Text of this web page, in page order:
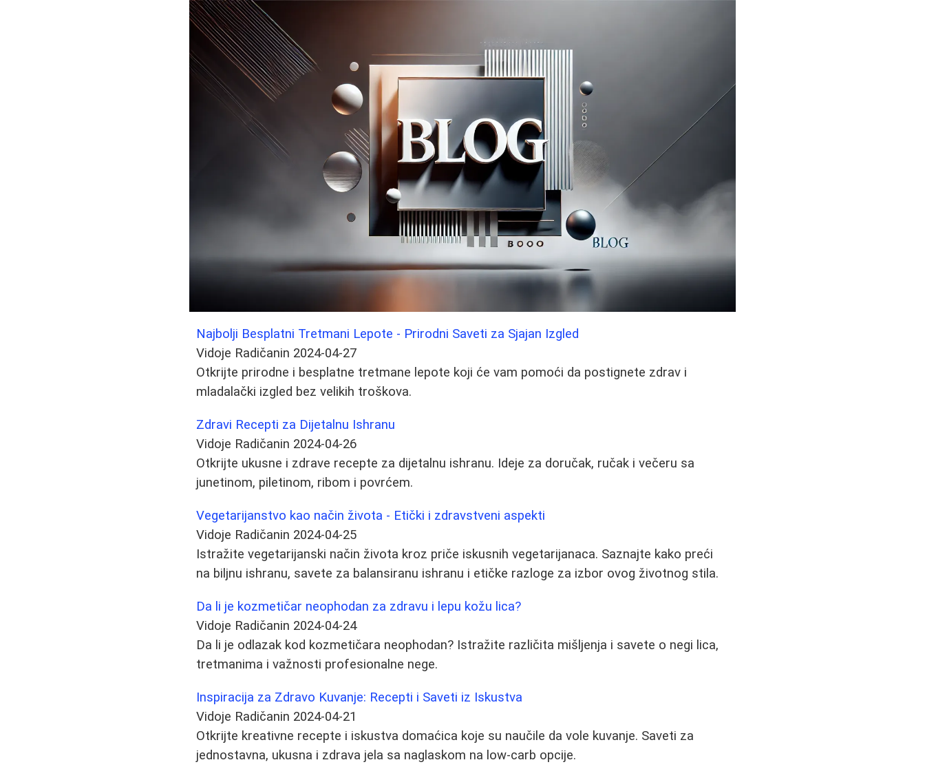
Najbolji Besplatni Tretmani Lepote - Prirodni Saveti za Sjajan Izgled
Vidoje Radičanin 2024-04-27
Otkrijte prirodne i besplatne tretmane lepote koji će vam pomoći da postignete zdrav i
mladalački izgled bez velikih troškova.
Zdravi Recepti za Dijetalnu Ishranu
Vidoje Radičanin 2024-04-26
Otkrijte ukusne i zdrave recepte za dijetalnu ishranu. Ideje za doručak, ručak i večeru sa
junetinom, piletinom, ribom i povrćem.
Vegetarijanstvo kao način života - Etički i zdravstveni aspekti
Vidoje Radičanin 2024-04-25
Istražite vegetarijanski način života kroz priče iskusnih vegetarijanaca. Saznajte kako preći
na biljnu ishranu, savete za balansiranu ishranu i etičke razloge za izbor ovog životnog stila.
Da li je kozmetičar neophodan za zdravu i lepu kožu lica?
Vidoje Radičanin 2024-04-24
Da li je odlazak kod kozmetičara neophodan? Istražite različita mišljenja i savete o negi lica,
tretmanima i važnosti profesionalne nege.
Inspiracija za Zdravo Kuvanje: Recepti i Saveti iz Iskustva
Vidoje Radičanin 2024-04-21
Otkrijte kreativne recepte i iskustva domaćica koje su naučile da vole kuvanje. Saveti za
jednostavna, ukusna i zdrava jela sa naglaskom na low-carb opcije.